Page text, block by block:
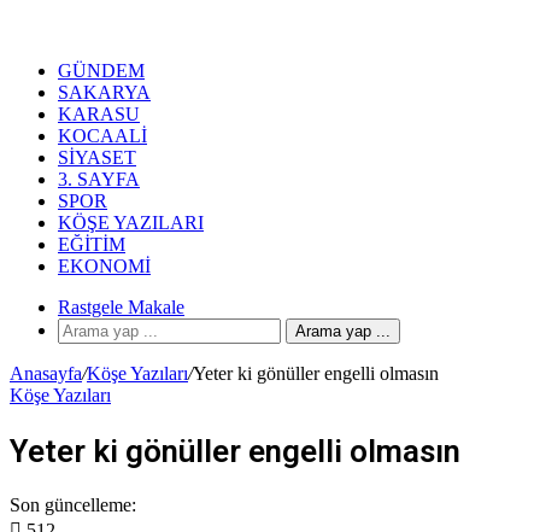
GÜNDEM
SAKARYA
KARASU
KOCAALI
SIYASET
3. SAYFA
SPOR
KÖŞE YAZILARI
EĞITIM
EKONOMI
Rastgele Makale
Arama yap ...
Anasayfa/Köşe Yazıları/Yeter ki gönüller engelli olmasın
Köşe Yazıları
Yeter ki gönüller engelli olmasın
Son güncelleme: